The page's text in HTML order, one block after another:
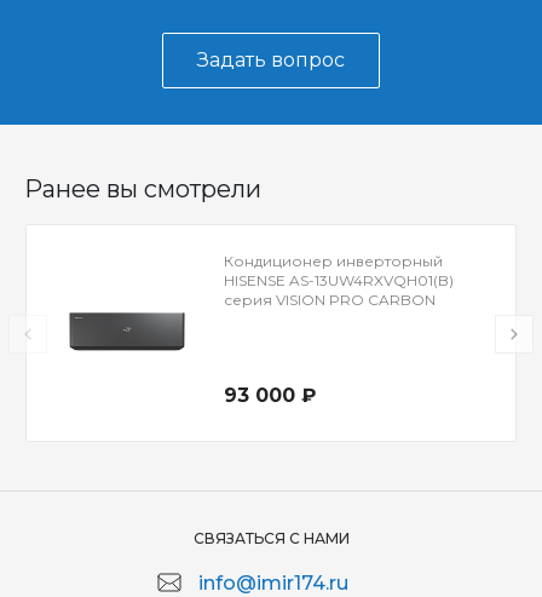
Задать вопрос
Ранее вы смотрели
Кондиционер инверторный
HISENSE AS-13UW4RXVQH01(B)
серия VISION PRO CARBON
93 000 ₽
СВЯЗАТЬСЯ С НАМИ
info@imir174.ru